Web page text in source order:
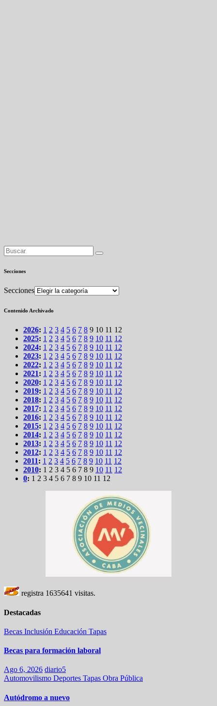
Secciones
Secciones
Contenido Archivado
2026: 1 2 3 4 5 6 7 8 9 10 11 12
2025: 1 2 3 4 5 6 7 8 9 10 11 12
2024: 1 2 3 4 5 6 7 8 9 10 11 12
2023: 1 2 3 4 5 6 7 8 9 10 11 12
2022: 1 2 3 4 5 6 7 8 9 10 11 12
2021: 1 2 3 4 5 6 7 8 9 10 11 12
2020: 1 2 3 4 5 6 7 8 9 10 11 12
2019: 1 2 3 4 5 6 7 8 9 10 11 12
2018: 1 2 3 4 5 6 7 8 9 10 11 12
2017: 1 2 3 4 5 6 7 8 9 10 11 12
2016: 1 2 3 4 5 6 7 8 9 10 11 12
2015: 1 2 3 4 5 6 7 8 9 10 11 12
2014: 1 2 3 4 5 6 7 8 9 10 11 12
2013: 1 2 3 4 5 6 7 8 9 10 11 12
2012: 1 2 3 4 5 6 7 8 9 10 11 12
2011: 1 2 3 4 5 6 7 8 9 10 11 12
2010: 1 2 3 4 5 6 7 8 9 10 11 12
0: 1 2 3 4 5 6 7 8 9 10 11 12
registra 1635641 visitas.
Destacadas
Becas Inclusión Educación Tapas
Becas para formación laboral
Ago 6, 2026 diario5
Automovilismo Deportes Tapas Obra Pública
Autódromo a nuevo